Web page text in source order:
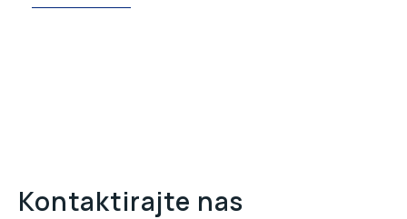
Kontaktirajte nas